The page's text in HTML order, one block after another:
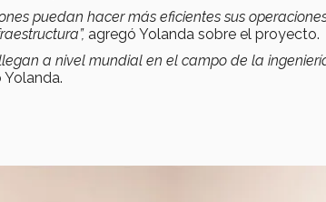
puedan hacer más eficientes sus
agregó Yolanda sobre el proyecto.
a nivel mundial en el campo de la
Yolanda.